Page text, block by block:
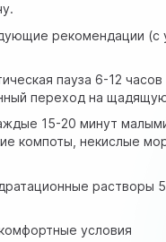
рекомендации (с
пауза 6-12
переход на
15-20 минут
компоты, некислые
растворы
условия